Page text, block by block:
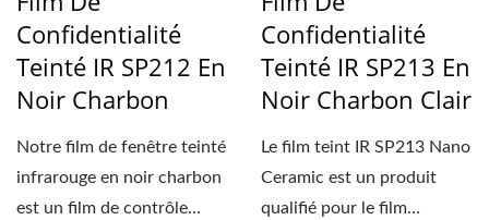
Confidentialité
Teinté IR SP212 En
Noir Charbon
Notre film de fenêtre teinté
infrarouge en noir charbon
est un film de contrôle
Confidentialité
Teinté IR SP213 En
Noir Charbon Clair
Le film teint IR SP213 Nano
Ceramic est un produit
qualifié pour le film